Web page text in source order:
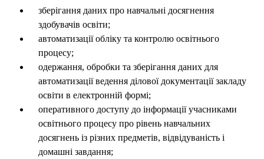
зберігання даних про навчальні досягнення
здобувачів освіти;
автоматизації обліку та контролю освітнього
процесу;
одержання, обробки та зберігання даних для
автоматизації ведення ділової документації закладу
освіти в електронній формі;
оперативного доступу до інформації учасниками
освітнього процесу про рівень навчальних
досягнень із різних предметів, відвідуваність і
домашні завдання;